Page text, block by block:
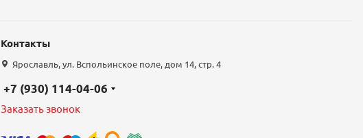
Контакты
Ярославль, ул. Вспольинское поле, дом 14, стр. 4
+7 (930) 114-04-06
Заказать звонок